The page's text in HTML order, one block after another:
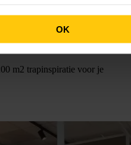
OK
m2 trapinspiratie voor je